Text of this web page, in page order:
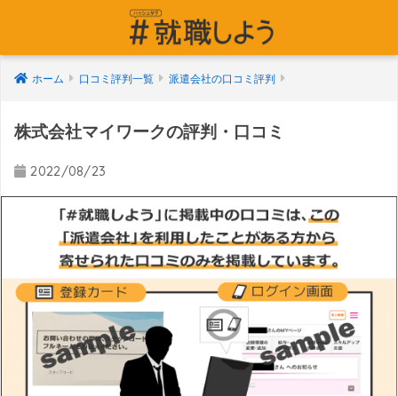
ホーム 口コミ評判一覧 派遣会社の口コミ評判
株式会社マイワークの評判・口コミ
2022/08/23